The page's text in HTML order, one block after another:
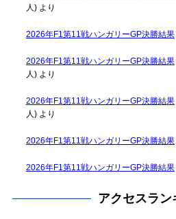
人)より
2026年F1第11戦ハンガリーGP決勝結果
2026年F1第11戦ハンガリーGP決勝結果
人)より
2026年F1第11戦ハンガリーGP決勝結果
人)より
2026年F1第11戦ハンガリーGP決勝結果
2026年F1第11戦ハンガリーGP決勝結果
アクセスラン